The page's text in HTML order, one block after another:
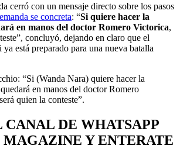
cerró con un mensaje directo sobre los pasos
se concreta: “Si quiere hacer la
en manos del doctor Romero Victorica,
concluyó, dejando en claro que el
está preparado para una nueva batalla
“Si (Wanda Nara) quiere hacer la
en manos del doctor Romero
quien la conteste”.
CANAL DE WHATSAPP
MAGAZINE Y ENTERATE